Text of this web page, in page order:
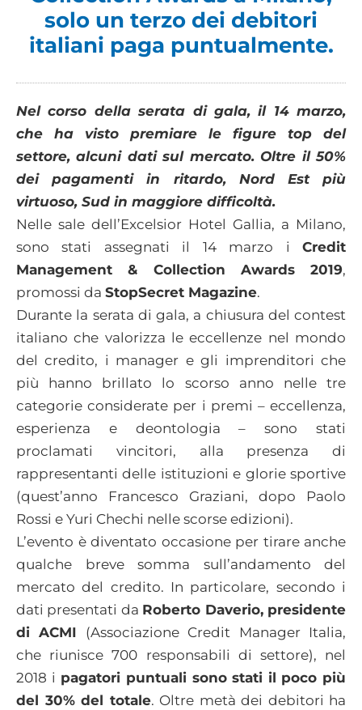
solo un terzo dei debitori
italiani paga puntualmente.
Nel corso della serata di gala, il 14 marzo,
che ha visto premiare le figure top del
settore, alcuni dati sul mercato. Oltre il 50%
dei pagamenti in ritardo, Nord Est più
virtuoso, Sud in maggiore difficoltà.
Nelle sale dell’Excelsior Hotel Gallia, a Milano,
sono stati assegnati il 14 marzo i Credit
Management & Collection Awards 2019,
promossi da StopSecret Magazine.
Durante la serata di gala, a chiusura del contest
italiano che valorizza le eccellenze nel mondo
del credito, i manager e gli imprenditori che
più hanno brillato lo scorso anno nelle tre
categorie considerate per i premi – eccellenza,
esperienza e deontologia – sono stati
proclamati vincitori, alla presenza di
rappresentanti delle istituzioni e glorie sportive
(quest’anno Francesco Graziani, dopo Paolo
Rossi e Yuri Chechi nelle scorse edizioni).
L’evento è diventato occasione per tirare anche
qualche breve somma sull’andamento del
mercato del credito. In particolare, secondo i
dati presentati da Roberto Daverio, presidente
di ACMI (Associazione Credit Manager Italia,
che riunisce 700 responsabili di settore), nel
2018 i pagatori puntuali sono stati il poco più
del 30% del totale. Oltre metà dei debitori ha